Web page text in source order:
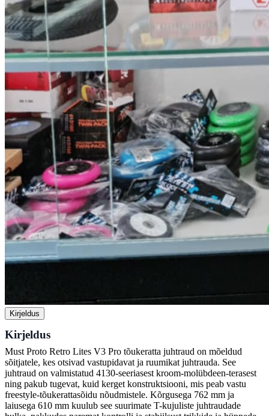
Kirjeldus
Kirjeldus
Must Proto Retro Lites V3 Pro tõukeratta juhtraud on mõeldud
sõitjatele, kes otsivad vastupidavat ja ruumikat juhtrauda. See
juhtraud on valmistatud 4130-seeriasest kroom-molübdeen-terasest
ning pakub tugevat, kuid kerget konstruktsiooni, mis peab vastu
freestyle-tõukerattasõidu nõudmistele. Kõrgusega 762 mm ja
laiusega 610 mm kuulub see suurimate T-kujuliste juhtraudade